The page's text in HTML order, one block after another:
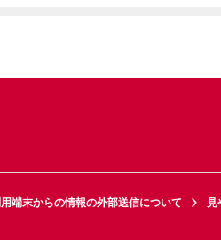
端末からの情報の外部送信について
見